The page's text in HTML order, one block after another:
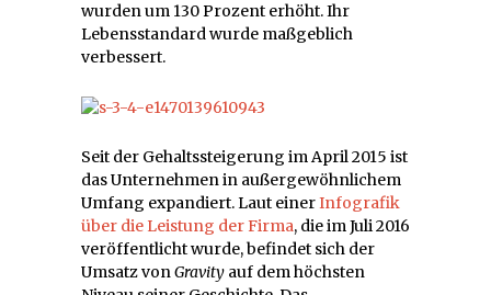
wurden um 130 Prozent erhöht. Ihr
Lebensstandard wurde maßgeblich
verbessert.
Seit der Gehaltssteigerung im April 2015 ist
das Unternehmen in außergewöhnlichem
Umfang expandiert. Laut einerInfografik
über die Leistung der Firma, die im Juli 2016
veröffentlicht wurde, befindet sich der
Umsatz vonGravity auf dem höchsten